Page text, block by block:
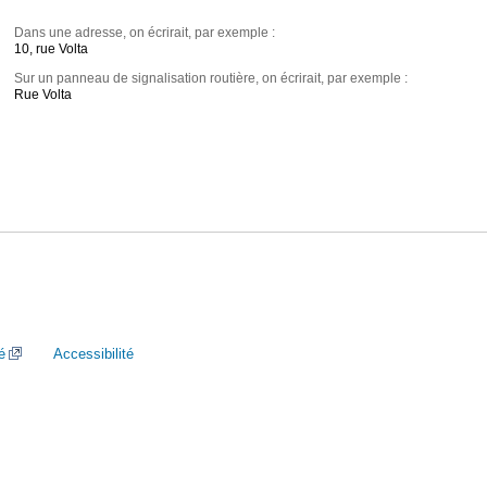
Dans une adresse, on écrirait, par exemple :
10, rue Volta
Sur un panneau de signalisation routière, on écrirait, par exemple :
Rue Volta
Accessibilité